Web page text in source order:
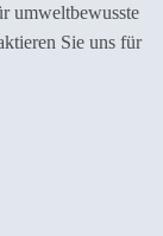
umweltbewusste
Sie uns für